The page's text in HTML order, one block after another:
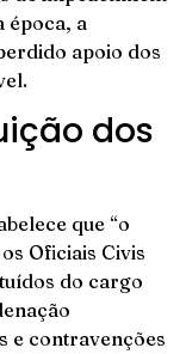
época, a
apoio dos
dos
que “o
Oficiais Civis
do cargo
e contravenções